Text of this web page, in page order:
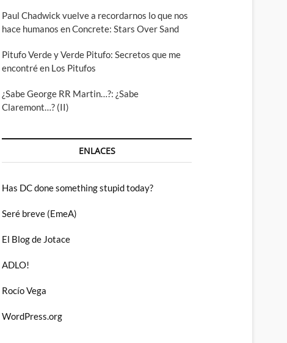
Paul Chadwick vuelve a recordarnos lo que nos
hace humanos en Concrete: Stars Over Sand
Pitufo Verde y Verde Pitufo: Secretos que me
encontré en Los Pitufos
¿Sabe George RR Martin…?: ¿Sabe
Claremont…? (II)
ENLACES
Has DC done something stupid today?
Seré breve (EmeA)
El Blog de Jotace
ADLO!
Rocío Vega
WordPress.org